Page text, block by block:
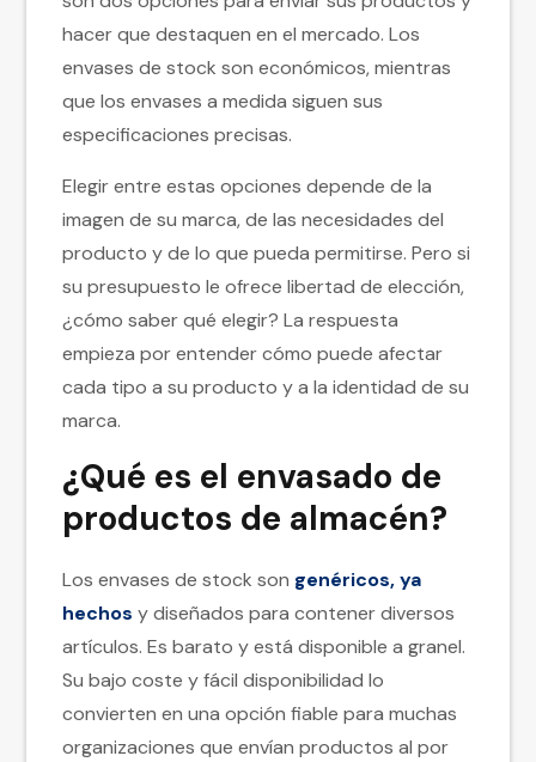
hacer que destaquen en el mercado. Los
envases de stock son económicos, mientras
que los envases a medida siguen sus
especificaciones precisas.
Elegir entre estas opciones depende de la
imagen de su marca, de las necesidades del
producto y de lo que pueda permitirse. Pero si
su presupuesto le ofrece libertad de elección,
¿cómo saber qué elegir? La respuesta
empieza por entender cómo puede afectar
cada tipo a su producto y a la identidad de su
marca.
¿Qué es el envasado de
productos de almacén?
Los envases de stock son genéricos, ya
hechos y diseñados para contener diversos
artículos. Es barato y está disponible a granel.
Su bajo coste y fácil disponibilidad lo
convierten en una opción fiable para muchas
organizaciones que envían productos al por